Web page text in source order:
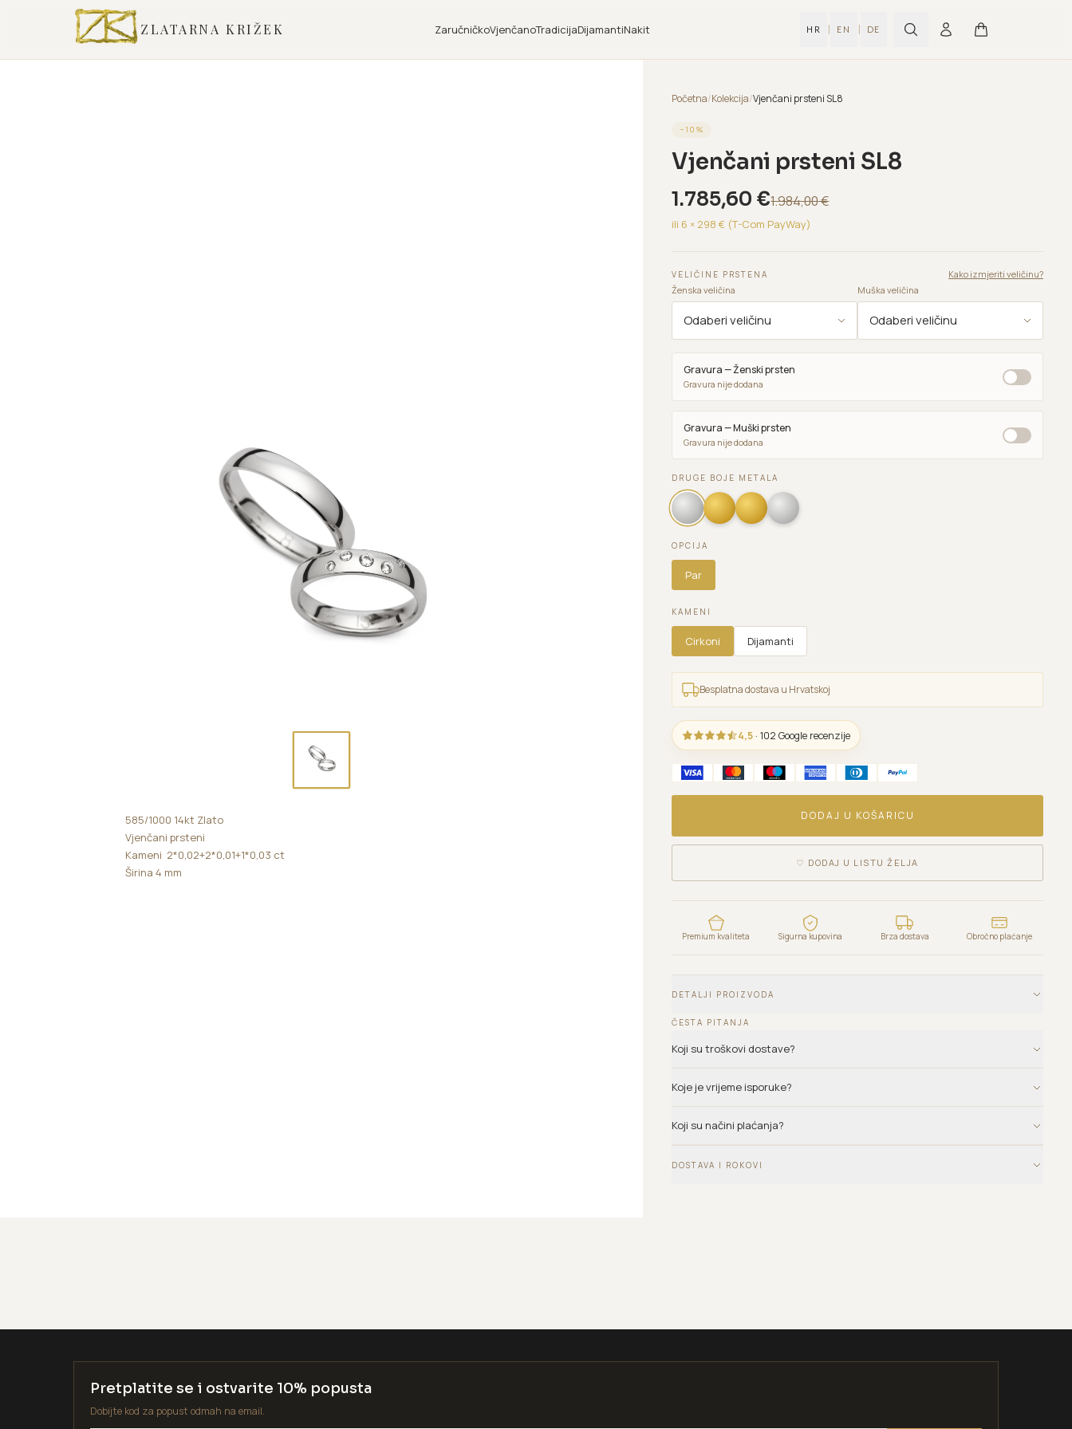
ZLATARNA KRIŽEK ZaručničkoVjenčanoTradicijaDijamantiNakit HR | EN | DE
585/1000 14kt Zlato
Vjenčani prsteni
Kameni 2*0,02+2*0,01+1*0,03 ct
Širina 4 mm
Početna/Kolekcija/Vjenčani prsteni SL8
− 10 %
Vjenčani prsteni SL8
1.785,60 €1.984,00€
ili 6 × 298 € (T-Com PayWay)
VELIČINE PRSTENA
Kako izmjeriti veličinu?
Ženska veličina
Muška veličina
Gravura — Ženski prsten
Gravura nije dodana
Gravura — Muški prsten
Gravura nije dodana
DRUGE BOJE METALA
OPCIJA
Par
KAMENI
Cirkoni Dijamanti
Besplatna dostava u Hrvatskoj
4,5 · 102 Google recenzije
DODAJ U KOŠARICU
♡ DODAJ U LISTU ŽELJA
Premium kvaliteta Sigurna kupovina Brza dostava Obročno plaćanje
DETALJI PROIZVODA
ČESTA PITANJA
Koji su troškovi dostave?
Koje je vrijeme isporuke?
Koji su načini plaćanja?
DOSTAVA I ROKOVI
Pretplatite se i ostvarite 10% popusta
Dobijte kod za popust odmah na email.